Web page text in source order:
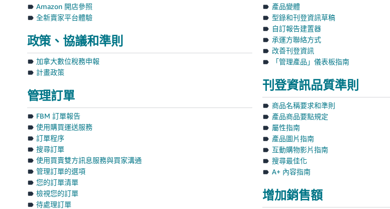
Amazon 開店參照
全新賣家平台體驗
政策、協議和準則
加拿大數位稅務申報
計畫政策
管理訂單
FBM 訂單報告
使用購買運送服務
訂單程序
搜尋訂單
使用買賣雙方訊息服務與買家溝通
管理訂單的選項
您的訂單清單
檢視您的訂單
待處理訂單
產品變體
型錄和刊登資訊草稿
自訂報告建置器
承運方聯絡方式
改善刊登資訊
「管理產品」儀表板指南
刊登資訊品質準則
商品名稱要求和準則
產品商品要點規定
屬性指南
產品圖片指南
互動購物影片指南
搜尋最佳化
A+ 內容指南
增加銷售額